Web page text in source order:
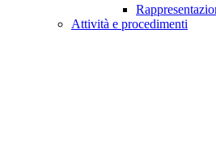
Attività e procedimenti